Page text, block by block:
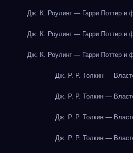
Дж. К. Роулинг — Гарри Поттер и
Дж. К. Роулинг — Гарри Поттер и
Дж. К. Роулинг — Гарри Поттер и
Дж. Р. Р. Толкин —
Дж. Р. Р. Толкин —
Дж. Р. Р. Толкин —
Дж. Р. Р. Толкин —